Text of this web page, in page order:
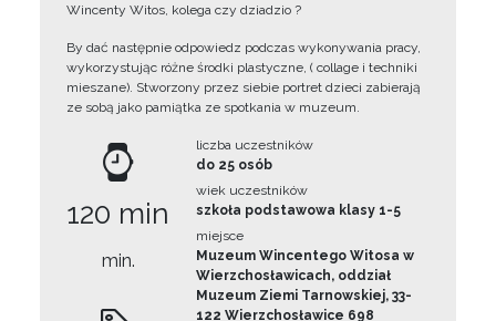
Wincenty Witos, kolega czy dziadzio ?
By dać następnie odpowiedz podczas wykonywania pracy,
wykorzystując różne środki plastyczne, ( collage i techniki
mieszane). Stworzony przez siebie portret dzieci zabierają
ze sobą jako pamiątka ze spotkania w muzeum.
120 min
min.
liczba uczestników
do 25 osób
wiek uczestników
szkoła podstawowa klasy 1-5
miejsce
Muzeum Wincentego Witosa w
Wierzchosławicach, oddział
Muzeum Ziemi Tarnowskiej, 33-
122 Wierzchosławice 698